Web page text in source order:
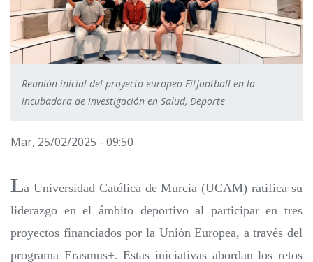
Reunión inicial del proyecto europeo Fitfootball en la
incubadora de investigación en Salud, Deporte
Mar, 25/02/2025 - 09:50
La Universidad Católica de Murcia (UCAM) ratifica su
liderazgo en el ámbito deportivo al participar en tres
proyectos financiados por la Unión Europea, a través del
programa Erasmus+. Estas iniciativas abordan los retos